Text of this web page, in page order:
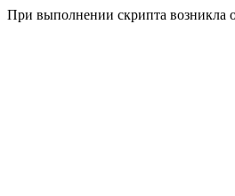
При выполнении скрипта